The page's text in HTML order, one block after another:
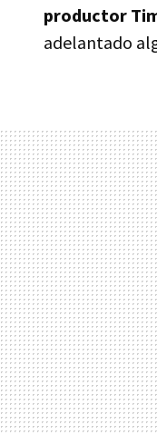
productor
adelantado